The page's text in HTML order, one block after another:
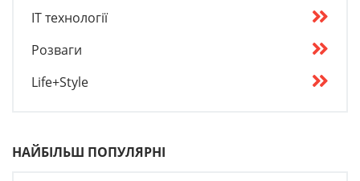
IT технології
Розваги
Life+Style
НАЙБІЛЬШ ПОПУЛЯРНІ